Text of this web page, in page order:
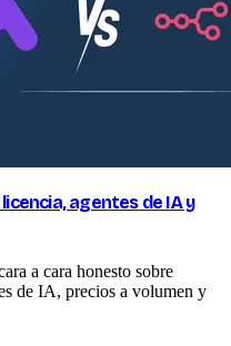
agentes de IA y
a cara honesto sobre
de IA, precios a volumen y